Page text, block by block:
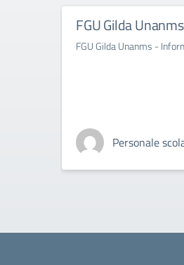
FGU Gilda
FGU Gilda Unanms -
Personale